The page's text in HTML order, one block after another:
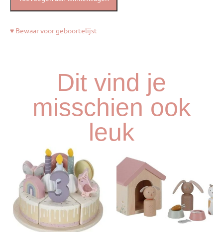
♥ Bewaar voor geboortelijst
Dit vind je
misschien ook
leuk